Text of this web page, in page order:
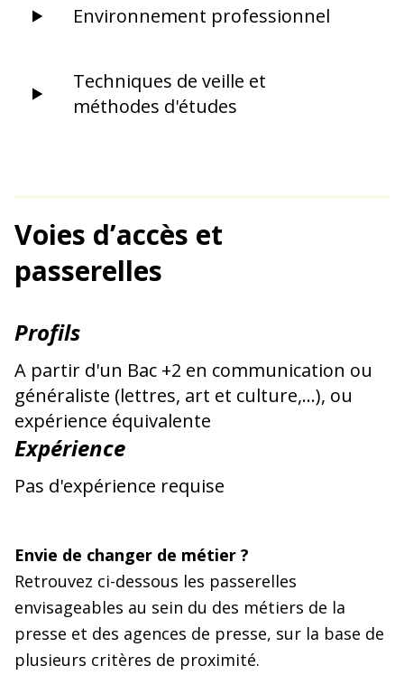
Environnement professionnel
Techniques de veille et
méthodes d'études
Voies d’accès et
passerelles
Profils
A partir d'un Bac +2 en communication ou
généraliste (lettres, art et culture,…), ou
expérience équivalente
Expérience
Pas d'expérience requise
Envie de changer de métier ?
Retrouvez ci-dessous les passerelles
envisageables au sein du des métiers de la
presse et des agences de presse, sur la base de
plusieurs critères de proximité.